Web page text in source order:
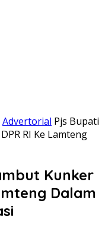
Advertorial Pjs Bupati
RI Ke Lamteng
Kunker
Dalam